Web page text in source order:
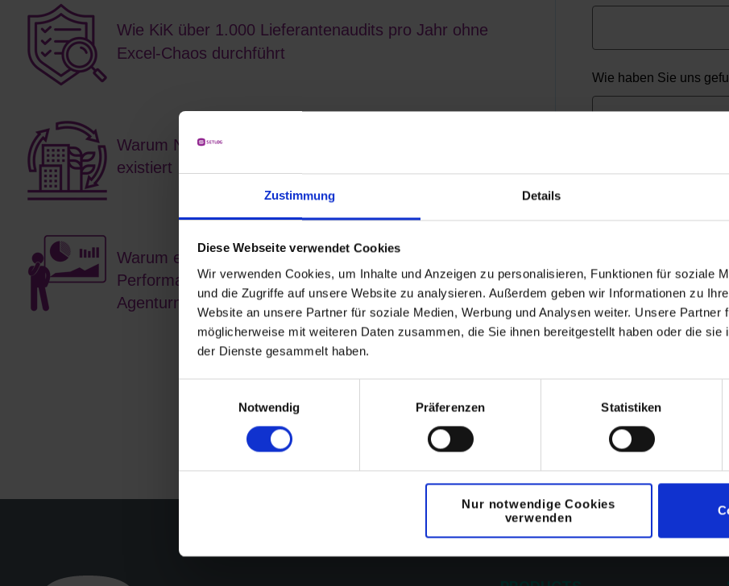
Zustimmung Details
Diese Webseite verwendet Cookies
Wir verwenden Cookies, um Inhalte und Anzeigen zu personalisieren, Funktionen für soziale
und die Zugriffe auf unsere Website zu analysieren. Außerdem geben wir Informationen zu
Website an unsere Partner für soziale Medien, Werbung und Analysen weiter. Unsere Partner
möglicherweise mit weiteren Daten zusammen, die Sie ihnen bereitgestellt haben oder die sie
der Dienste gesammelt haben.
Notwendig
Präferenzen Statistiken
Nur notwendige Cookies
verwenden
Wie KiK über 1.000 Lieferantenaudits pro Jahr ohne
Excel-Chaos durchführt
Warum Nachhaltigkeit bei KiK nicht nur auf dem Papier
existiert
Warum ein einziger Knopfdruck reicht, um die ESG-
Performance eines Lieferanten, einer Region oder eines
Agenturnetzwerks zu analysieren
Wie haben Sie uns
Wir verwenden Ihre
von Ihnen
für Sie interessant
Benachrichtigungen
Datenschutz finden
Ich stimme zu,
erhalten.